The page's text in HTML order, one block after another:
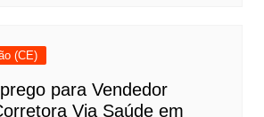
(CE)
para Vendedor
Via Saúde em